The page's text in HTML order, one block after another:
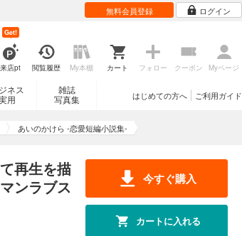
無料会員登録 ログイン
来店pt
Get!
閲覧履歴 My本棚 カート フォロー クーポン Myページ
ネス
用
雑誌
写真集
ご利用ガイド
はじめての方へ
あいのかけら -恋愛短編小説集-
再生を描
ンラブス
今すぐ購入
カートに入れる